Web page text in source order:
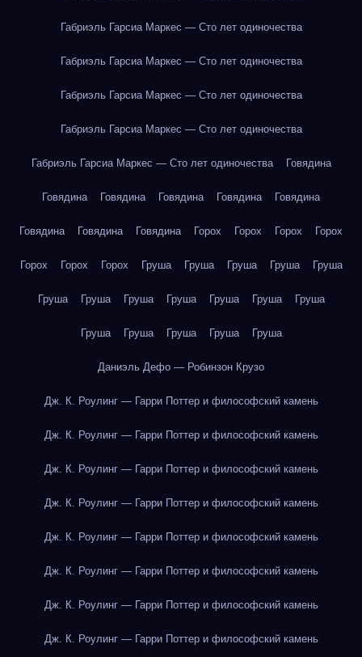
Габриэль Гарсиа Маркес — Сто лет одиночества
Габриэль Гарсиа Маркес — Сто лет одиночества
Габриэль Гарсиа Маркес — Сто лет одиночества
Габриэль Гарсиа Маркес — Сто лет одиночества
Габриэль Гарсиа Маркес — Сто лет одиночества Говядина
Говядина Говядина Говядина Говядина Говядина
Говядина Говядина Говядина Горох Горох Горох Горох
Горох Горох Горох Груша Груша Груша Груша Груша
Груша Груша Груша Груша Груша Груша Груша
Груша Груша Груша Груша Груша
Даниэль Дефо — Робинзон Крузо
Дж. К. Роулинг — Гарри Поттер и философский камень
Дж. К. Роулинг — Гарри Поттер и философский камень
Дж. К. Роулинг — Гарри Поттер и философский камень
Дж. К. Роулинг — Гарри Поттер и философский камень
Дж. К. Роулинг — Гарри Поттер и философский камень
Дж. К. Роулинг — Гарри Поттер и философский камень
Дж. К. Роулинг — Гарри Поттер и философский камень
Дж. К. Роулинг — Гарри Поттер и философский камень